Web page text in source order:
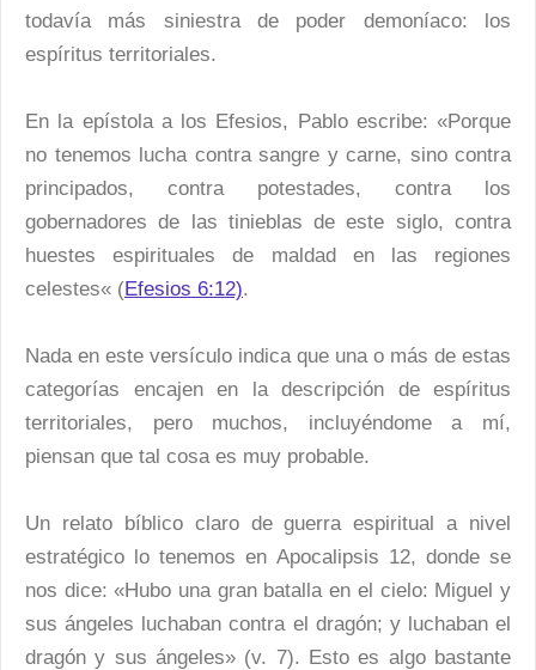
todavía más siniestra de poder demoníaco: los
espíritus territoriales.
En la epístola a los Efesios, Pablo escribe: «Porque
no tenemos lucha contra sangre y carne, sino contra
principados, contra potestades, contra los
gobernadores de las tinieblas de este siglo, contra
huestes espirituales de maldad en las regiones
celestes« (Efesios 6:12).
Nada en este versículo indica que una o más de estas
categorías encajen en la descripción de espíritus
territoriales, pero muchos, incluyéndome a mí,
piensan que tal cosa es muy probable.
Un relato bíblico claro de guerra espiritual a nivel
estratégico lo tenemos en Apocalipsis 12, donde se
nos dice: «Hubo una gran batalla en el cielo: Miguel y
sus ángeles luchaban contra el dragón; y luchaban el
dragón y sus ángeles» (v. 7). Esto es algo bastante